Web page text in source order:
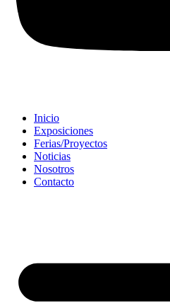
Inicio
Exposiciones
Ferias/Proyectos
Noticias
Nosotros
Contacto